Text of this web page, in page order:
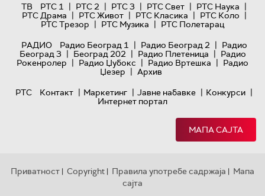
ТВ
РТС 1 | РТС 2 | РТС 3 | РТС Свет | РТС Наука |
РТС Драма | РТС Живот | РТС Класика | РТС Коло |
РТС Трезор | РТС Музика | РТС Полетарац
РАДИО
Радио Београд 1 | Радио Београд 2 | Радио
Београд 3 | Београд 202 | Радио Плетеница | Радио
Рокенролер | Радио Џубокс | Радио Вртешка | Радио
Џезер | Архив
РТС
Контакт | Маркетинг | Јавне набавке | Конкурси |
Интернет портал
МАПА САЈТА
Приватност | Copyright | Правила употребе садржаја | Мапа
сајта